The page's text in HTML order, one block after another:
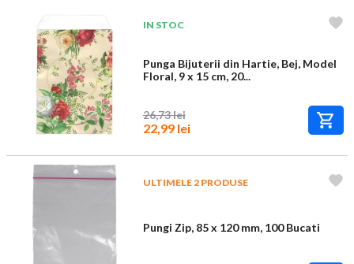
IN STOC
Punga Bijuterii din Hartie, Bej, Model
Floral, 9 x 15 cm, 20...
26,73 lei
22,99 lei
ULTIMELE 2 PRODUSE
Pungi Zip, 85 x 120 mm, 100 Bucati